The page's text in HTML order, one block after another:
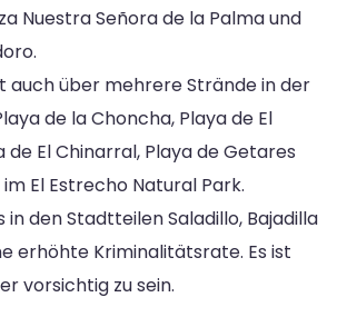
Nuestra Señora de la Palma und
auch über mehrere Strände in der
de la Choncha, Playa de El
de El Chinarral, Playa de Getares
El Estrecho Natural Park.
in den Stadtteilen Saladillo, Bajadilla
erhöhte Kriminalitätsrate. Es ist
vorsichtig zu sein.